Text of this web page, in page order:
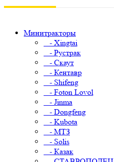
Минитракторы
- Xingtai
- Рустрак
- Скаут
- Кентавр
- Shifeng
- Foton Lovol
- Jinma
- Dongfeng
- Kubota
- МТЗ
- Solis
- Казак